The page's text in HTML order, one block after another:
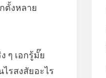
ตั้งหลาย
ๆ เอกรู้มั๊ย
รสงสัยอะไร